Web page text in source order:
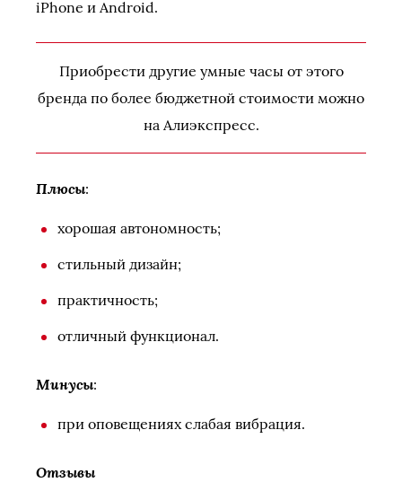
iPhone и Android.
Приобрести другие умные часы от этого
бренда по более бюджетной стоимости можно
на Алиэкспресс.
Плюсы:
хорошая автономность;
стильный дизайн;
практичность;
отличный функционал.
Минусы:
при оповещениях слабая вибрация.
Отзывы